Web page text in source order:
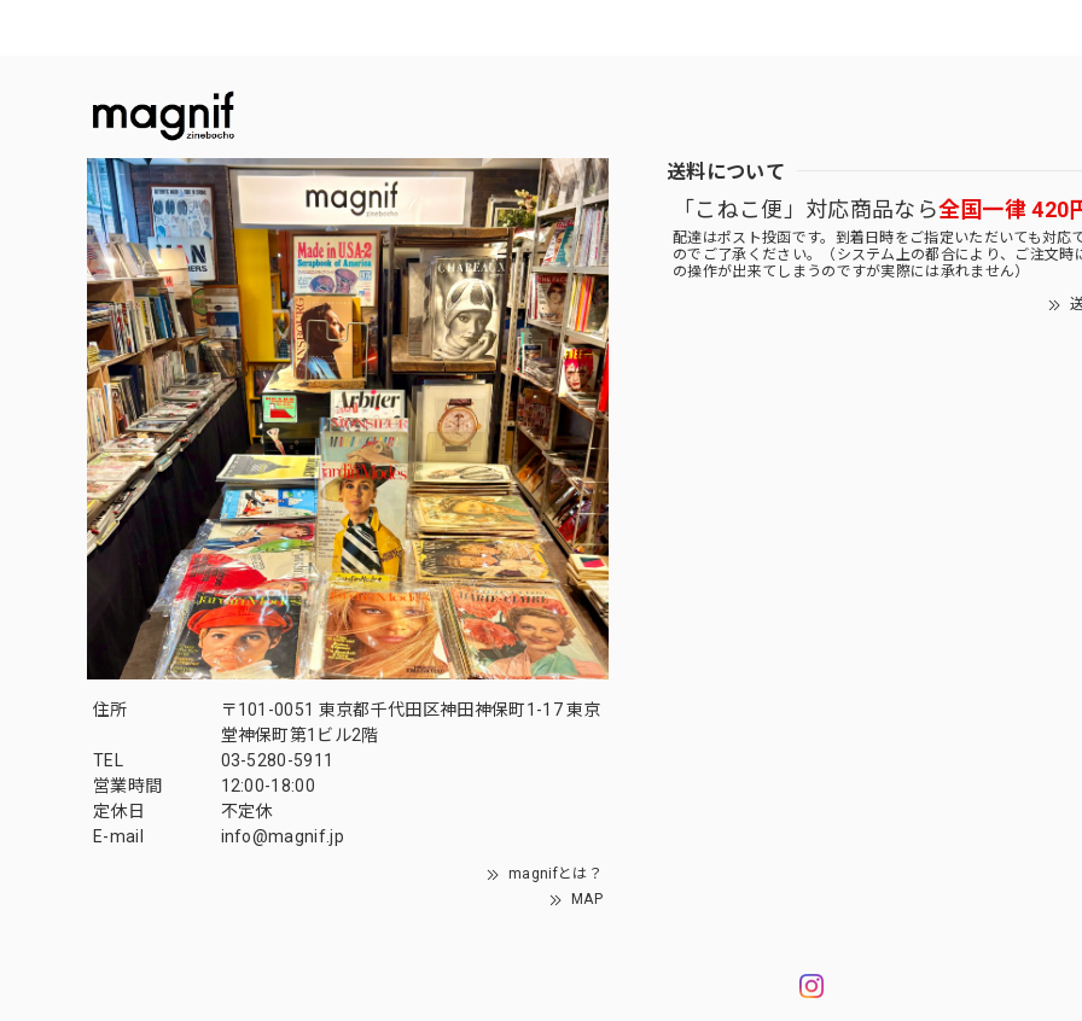
住所
〒101-0051 東京都千代田区神田神保町1-17 東京
堂神保町第1ビル2階
TEL
03-5280-5911
営業時間
12:00-18:00
定休日
不定休
E-mail
info@magnif.jp
magnifとは？
MAP
送料について
「こねこ便」対応商品なら全国一律 420
配達はポスト投函です。到着日時をご指定いただいても対応
のでご了承ください。（システム上の都合により、ご注文時
の操作が出来てしまうのですが実際には承れません）